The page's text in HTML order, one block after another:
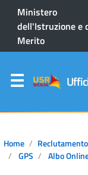
Ministero
dell'Istruzione e
Merito
Home
GPS
Albo